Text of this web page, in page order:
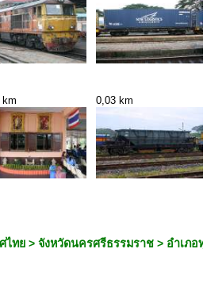
km 0,03 km
ไทย > จังหวัดนครศรีธรรมราช > อำเภอ